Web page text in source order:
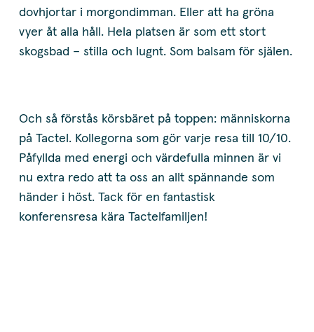
dovhjortar i morgondimman. Eller att ha gröna
vyer åt alla håll. Hela platsen är som ett stort
skogsbad – stilla och lugnt. Som balsam för själen.
Och så förstås körsbäret på toppen: människorna
på Tactel. Kollegorna som gör varje resa till 10/10.
Påfyllda med energi och värdefulla minnen är vi
nu extra redo att ta oss an allt spännande som
händer i höst. Tack för en fantastisk
konferensresa kära Tactelfamiljen!